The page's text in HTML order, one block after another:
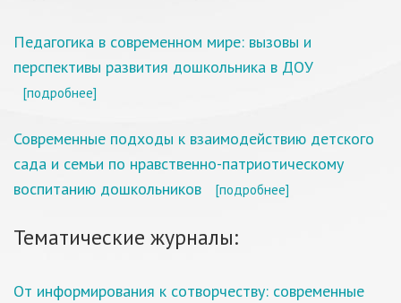
Педагогика в современном мире: вызовы и
перспективы развития дошкольника в ДОУ
[подробнее]
Современные подходы к взаимодействию детского
сада и семьи по нравственно-патриотическому
воспитанию дошкольников
[подробнее]
Тематические журналы:
От информирования к сотворчеству: современные